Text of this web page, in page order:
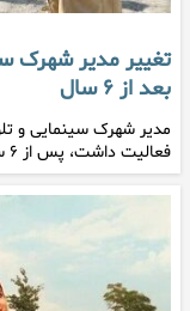
تغییر مدیر شهرک
بعد از ۶ سال
فعالیت داشت، پس از ۶ سال تغییر کرد.